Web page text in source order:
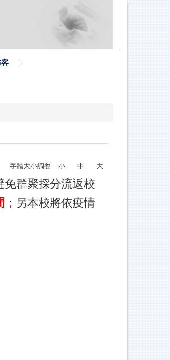
客
字體大小調整 小 中 大
免群聚採分流返校
；另本校將依疫情